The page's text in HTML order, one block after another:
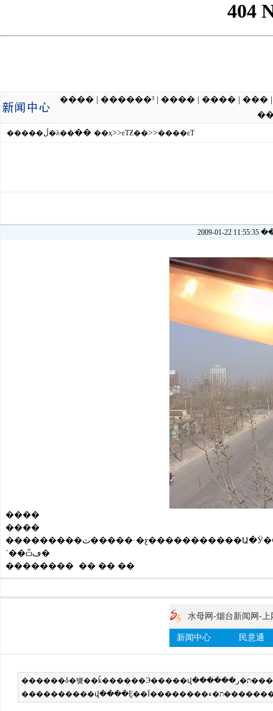
���� ������³ ���� ���� ���
�����ڵ�λ���� ��ҳ>>ͼƬƵ��>>����ͼƬ
2009-01-22
����
����
���������ٽ�����·�ƹ�����������Ա�Ӱ�ӵ�Գ�������·�ƽ���ά�������ޣ���ȷ���������һ���������õ��
´��ѽڡ�
�������� �� �� ��